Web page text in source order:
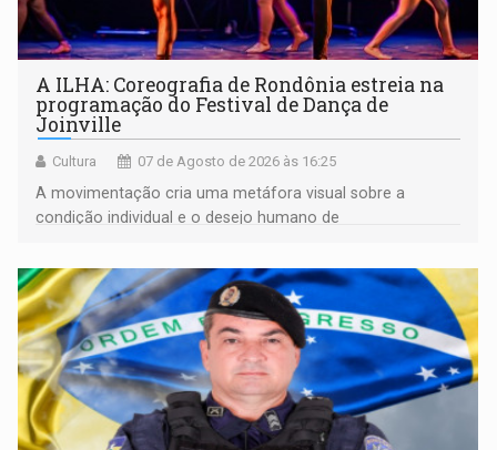
A ILHA: Coreografia de Rondônia estreia na
programação do Festival de Dança de
Joinville
Cultura 07 de Agosto de 2026 às 16:25
A movimentação cria uma metáfora visual sobre a
condição individual e o desejo humano de